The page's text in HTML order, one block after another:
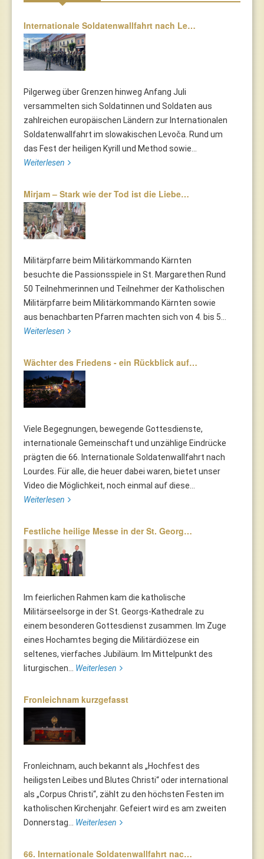
Internationale Soldatenwallfahrt nach Le…
Pilgerweg über Grenzen hinweg Anfang Juli
versammelten sich Soldatinnen und Soldaten aus
zahlreichen europäischen Ländern zur Internationalen
Soldatenwallfahrt im slowakischen Levoča. Rund um
das Fest der heiligen Kyrill und Method sowie...
Weiterlesen
Mirjam – Stark wie der Tod ist die Liebe…
Militärpfarre beim Militärkommando Kärnten
besuchte die Passionsspiele in St. Margarethen Rund
50 Teilnehmerinnen und Teilnehmer der Katholischen
Militärpfarre beim Militärkommando Kärnten sowie
aus benachbarten Pfarren machten sich von 4. bis 5...
Weiterlesen
Wächter des Friedens - ein Rückblick auf…
Viele Begegnungen, bewegende Gottesdienste,
internationale Gemeinschaft und unzählige Eindrücke
prägten die 66. Internationale Soldatenwallfahrt nach
Lourdes. Für alle, die heuer dabei waren, bietet unser
Video die Möglichkeit, noch einmal auf diese...
Weiterlesen
Festliche heilige Messe in der St. Georg…
Im feierlichen Rahmen kam die katholische
Militärseelsorge in der St. Georgs-Kathedrale zu
einem besonderen Gottesdienst zusammen. Im Zuge
eines Hochamtes beging die Militärdiözese ein
seltenes, vierfaches Jubiläum. Im Mittelpunkt des
liturgischen... Weiterlesen
Fronleichnam kurzgefasst
Fronleichnam, auch bekannt als „Hochfest des
heiligsten Leibes und Blutes Christi“ oder international
als „Corpus Christi“, zählt zu den höchsten Festen im
katholischen Kirchenjahr. Gefeiert wird es am zweiten
Donnerstag... Weiterlesen
66. Internationale Soldatenwallfahrt nac…